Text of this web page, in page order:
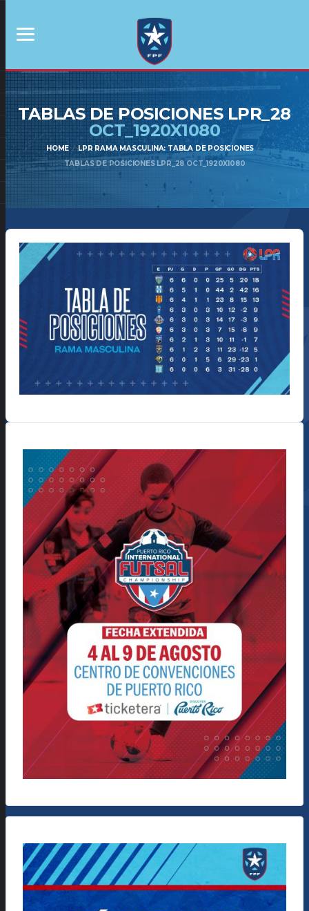
TABLAS DE POSICIONES LPR_28
OCT_1920X1080
HOME
LPR RAMA MASCULINA: TABLA DE POSICIONES
TABLAS DE POSICIONES LPR_28 OCT_1920X1080